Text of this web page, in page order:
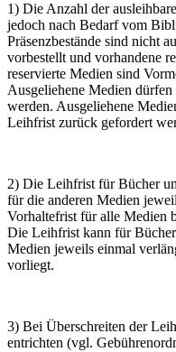
1) Die Anzahl der
jedoch nach Bedarf vom
Präsenzbestände sind nicht
vorbestellt und vorhandene
reservierte Medien sind
Ausgeliehene Medien
werden. Ausgeliehene
Leihfrist zurück gefordert
2) Die Leihfrist für Bücher
für die anderen Medien
Vorhaltefrist für alle Medien
Die Leihfrist kann für
Medien jeweils einmal
vorliegt.
3) Bei Überschreiten der
entrichten (vgl.